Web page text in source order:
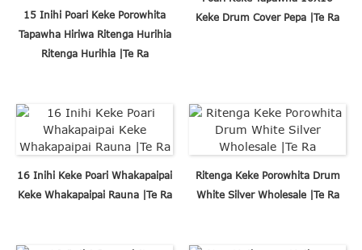
15 Inihi Poari Keke Porowhita
Tapawha Hiriwa Ritenga Hurihia
Ritenga Hurihia |Te Ra
Keke Drum Cover Pepa |Te Ra
16 Inihi Keke Poari Whakapaipai
Keke Whakapaipai Rauna |Te Ra
Ritenga Keke Porowhita Drum
White Silver Wholesale |Te Ra